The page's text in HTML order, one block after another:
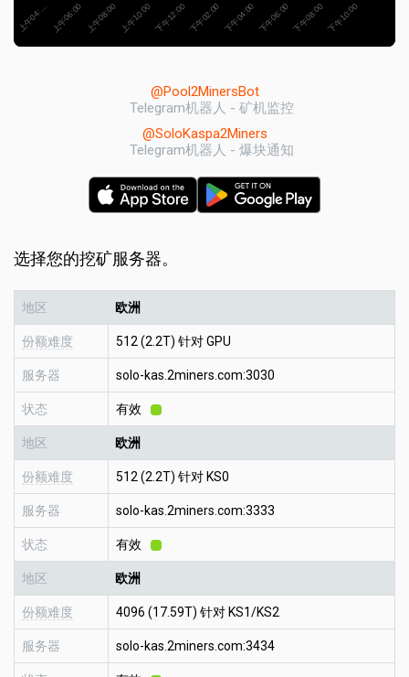
上午04:… 上午06:00 上午08:00上午10:00下午12:00下午02:00下午04:00下午06:00下午08:00下午10:00
@Pool2MinersBot
Telegram机器人 - 矿机监控
@SoloKaspa2Miners
Telegram机器人 - 爆块通知
选择您的挖矿服务器。
地区 欧洲
份额难度 512 (2.2T) 针对 GPU
服务器 solo-kas.2miners.com:3030
状态 有效
地区 欧洲
份额难度 512 (2.2T) 针对 KS0
服务器 solo-kas.2miners.com:3333
状态 有效
地区 欧洲
份额难度 4096 (17.59T) 针对 KS1/KS2
服务器 solo-kas.2miners.com:3434